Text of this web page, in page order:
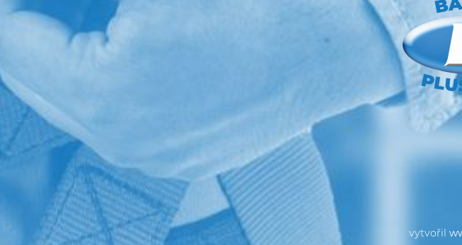
vytvořil